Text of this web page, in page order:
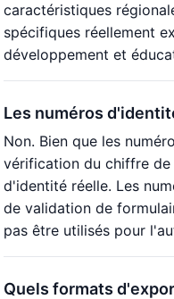
caractéristiques
spécifiques réellement
développement et
Les numéros
Non. Bien que les
vérification du chiffre
d'identité réelle. Les
de validation de
pas être utilisés pour
Quels formats